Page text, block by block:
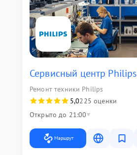
Сервисный центр Philips
Ремонт техники Philips
5,0225 оценки
Открыто до 21:00
Маршрут